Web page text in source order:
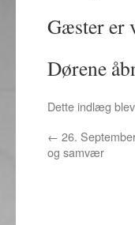
Gæster er
Dørene
Dette indlæg
← 26.
og samvær